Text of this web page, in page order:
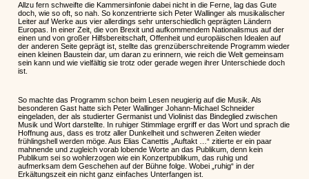
Allzu fern schweifte die Kammersinfonie dabei nicht in die Ferne, lag das Gute
doch, wie so oft, so nah. So konzentrierte sich Peter Wallinger als musikalischer
Leiter auf Werke aus vier allerdings sehr unterschiedlich geprägten Ländern
Europas. In einer Zeit, die von Brexit und aufkommendem Nationalismus auf der
einen und von großer Hilfsbereitschaft, Offenheit und europäischen Idealen auf
der anderen Seite geprägt ist, stellte das grenzüberschreitende Programm wieder
einen kleinen Baustein dar, um daran zu erinnern, wie reich die Welt gemeinsam
sein kann und wie vielfältig sie trotz oder gerade wegen ihrer Unterschiede doch
ist.
So machte das Programm schon beim Lesen neugierig auf die Musik. Als
besonderen Gast hatte sich Peter Wallinger Johann-Michael Schneider
eingeladen, der als studierter Germanist und Violinist das Bindeglied zwischen
Musik und Wort darstellte. In ruhiger Stimmlage ergriff er das Wort und sprach die
Hoffnung aus, dass es trotz aller Dunkelheit und schweren Zeiten wieder
frühlingshell werden möge. Aus Elias Canettis „Auftakt …“ zitierte er ein paar
mahnende und zugleich vorab lobende Worte an das Publikum, denn kein
Publikum sei so wohlerzogen wie ein Konzertpublikum, das ruhig und
aufmerksam dem Geschehen auf der Bühne folge. Wobei „ruhig“ in der
Erkältungszeit ein nicht ganz einfaches Unterfangen ist.